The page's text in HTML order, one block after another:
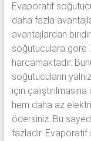
Evaporatif
daha fazla
avantajlardan
soğutuculara göre
harcamaktadır.
soğutucuların
için
hem daha az
ödersiniz. Bu
fazladır. Evaporatif